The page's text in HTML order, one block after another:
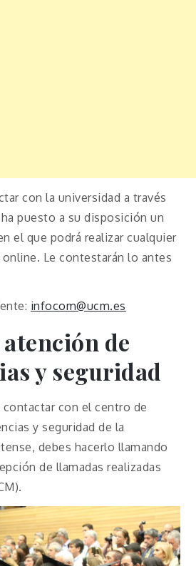
con la universidad a través
puesto a su disposición un
el que podrá realizar cualquier
Le contestarán lo antes
infocom@ucm.es
de
y seguridad
con el centro de
y seguridad de la
debes hacerlo llamando
de llamadas realizadas